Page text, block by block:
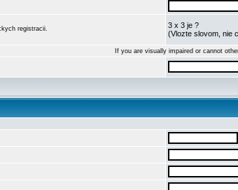
registracii.
3 x 3 je ?
(Vlozte slovom, nie
If you are visually impaired or cannot